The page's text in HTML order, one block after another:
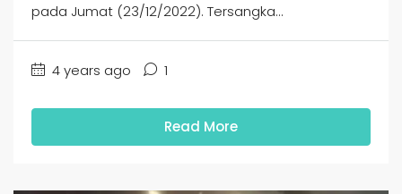
pada Jumat (23/12/2022). Tersangka...
4 years ago 1
Read More